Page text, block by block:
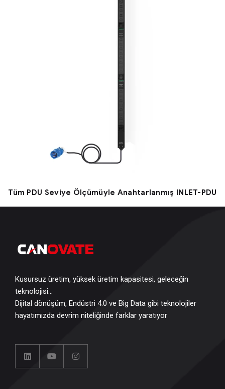
Tüm PDU Seviye Ölçümüyle Anahtarlanmış INLET-PDU
Kusursuz üretim, yüksek üretim kapasitesi, geleceğin
teknolojisi…
Dijital dönüşüm, Endüstri 4.0 ve Big Data gibi teknolojiler
hayatımızda devrim niteliğinde farklar yaratıyor